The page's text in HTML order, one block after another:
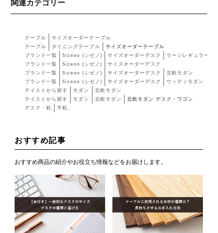
関連カテゴリー
テーブル
サイズオーダーテーブル
テーブル
ダイニングテーブル
サイズオーダーテーブル
ブランド一覧
Sizeno (シゼノ) サイズオーダーデスク
ラージレギュラー
ブランド一覧
Sizeno (シゼノ)
サイズオーダーデスク
ブランド一覧
Sizeno (シゼノ) サイズオーダーデスク
北欧モダン
ブランド一覧
Sizeno (シゼノ) サイズオーダーデスク
ウッディモダン
テイストから探す
モダン
北欧モダン
テイストから探す
モダン 北欧モダン
北欧モダン デスク・ワゴン
デスク・机
平机